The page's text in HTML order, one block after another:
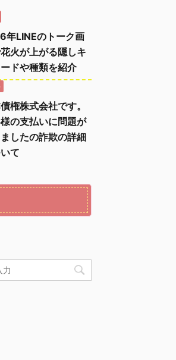
年LINEのトーク画
火が上がる隠しキ
ドや種類を紹介
権株式会社です。
の支払いに問題が
したの詐欺の詳細
て